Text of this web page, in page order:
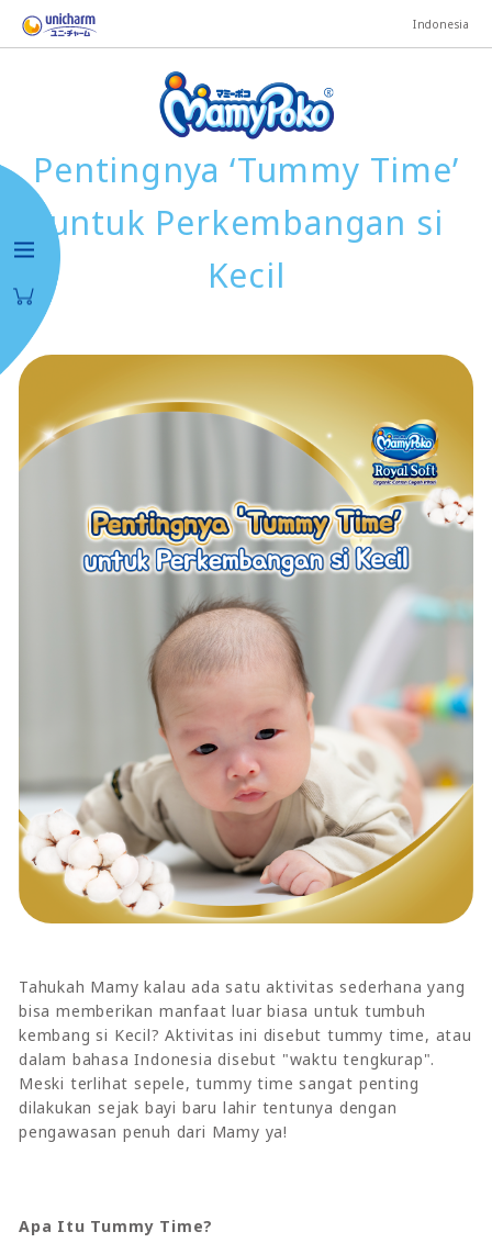
Indonesia
Pentingnya ‘Tummy Time’
untuk Perkembangan si
Kecil
Tahukah Mamy kalau ada satu aktivitas sederhana yang
bisa memberikan manfaat luar biasa untuk tumbuh
kembang si Kecil? Aktivitas ini disebut tummy time, atau
dalam bahasa Indonesia disebut "waktu tengkurap".
Meski terlihat sepele, tummy time sangat penting
dilakukan sejak bayi baru lahir tentunya dengan
pengawasan penuh dari Mamy ya!
Apa Itu Tummy Time?